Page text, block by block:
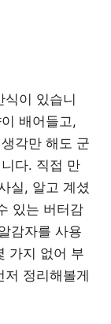
식이 있습니
배어들고,
각만 해도 군
다. 직접 만
실, 알고 계셨
있는 버터감
감자를 사용
가지 없어 부
저 정리해볼게